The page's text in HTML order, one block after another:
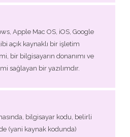
Apple Mac OS, iOS, Google
açık kaynaklı bir işletim
bir bilgisayarın donanımı ve
sağlayan bir yazılımdır.
bilgisayar kodu, belirli
(yani kaynak kodunda)